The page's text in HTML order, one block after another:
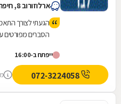
ארלוזורוב 8, חיפה
הגעתי לצורך
הסברים מפורטים
והשיחה עם בעל
למקומות אחרים
ייפתח ב-16:00
072-3224058